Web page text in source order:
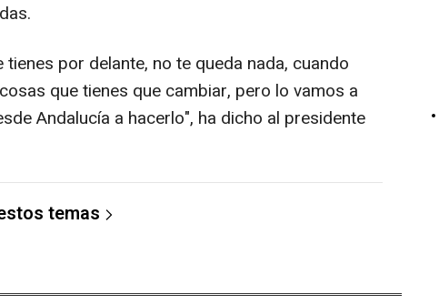
por delante, no te queda nada, cuando
que tienes que cambiar, pero lo vamos a
Andalucía a hacerlo", ha dicho al presidente
temas